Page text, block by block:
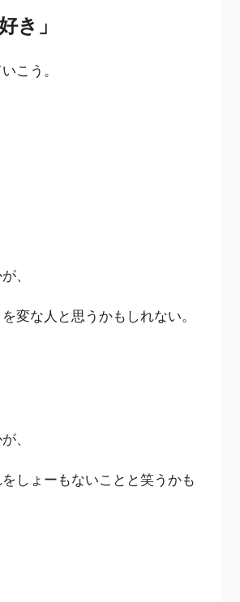
き」
こう。
、
変な人と思うかもしれない。
、
しょーもないことと笑うかも